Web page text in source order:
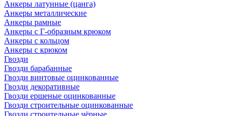
Анкеры латунные (цанга)
Анкеры металлические
Анкеры рамные
Анкеры с Г-образным крюком
Анкеры с кольцом
Анкеры с крюком
Гвозди
Гвозди барабанные
Гвозди винтовые оцинкованные
Гвозди декоративные
Гвозди ершеные оцинкованные
Гвозди строительные оцинкованные
Гвозди строительные чёрные